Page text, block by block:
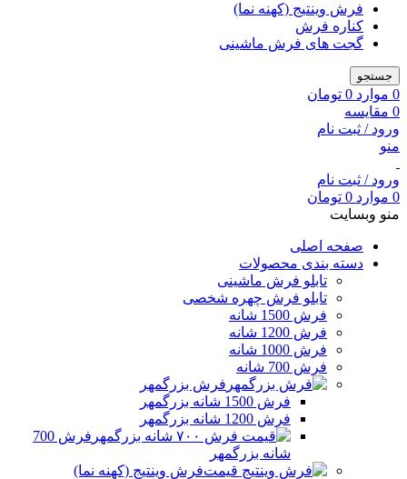
فرش وینتیج (کهنه نما)
کناره فرش
گجت های فرش ماشینی
جستجو
0 موارد 0 تومان
0 مقایسه
ورود / ثبت نام
منو
ورود / ثبت نام
0 موارد 0 تومان
منو وبسایت
صفحه اصلی
دسته بندی محصولات
تابلو فرش ماشینی
تابلو فرش چهره شخصی
فرش 1500 شانه
فرش 1200 شانه
فرش 1000 شانه
فرش 700 شانه
فرش بزرگمهر
فرش 1500 شانه بزرگمهر
فرش 1200 شانه بزرگمهر
فرش 700
شانه بزرگمهر
فرش وینتیج (کهنه نما)